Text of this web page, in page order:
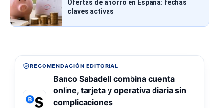
Ofertas de ahorro en España: fechas
claves activas
RECOMENDACIÓN EDITORIAL
Banco Sabadell combina cuenta
online, tarjeta y operativa diaria sin
complicaciones